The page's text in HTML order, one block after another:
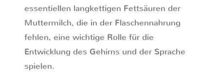
essentiellen langkettigen Fettsäuren der
Muttermilch, die in der Flaschennahrung
fehlen, eine wichtige Rolle für die
Entwicklung des Gehirns und der Sprache
spielen.